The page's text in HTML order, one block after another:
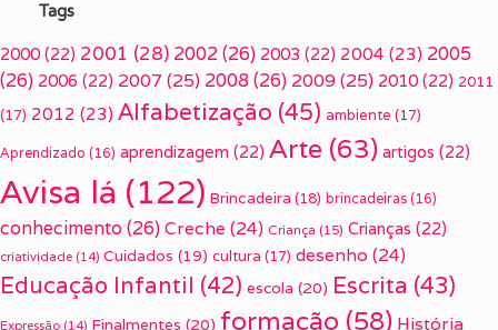
Tags
2000 (22) 2001 (28) 2002(26) 2003 (22) 2004 (23) 2005
(26) 2006 (22) 2007 (25) 2008(26) 2009(25) 2010 (22) 2011
(17) 2012 (23) Alfabetização (45) ambiente (17)
Aprendizado (16) aprendizagem (22) Arte (63) artigos (22)
Avisa lá (122) Brincadeira (18) brincadeiras (16)
conhecimento(26) Creche (24) Criança (15) Crianças (22)
criatividade (14) Cuidados (19) cultura (17) desenho (24)
Educação Infantil (42) escola (20) Escrita (43)
Expressão (14) Finalmentes (20) formação (58) História